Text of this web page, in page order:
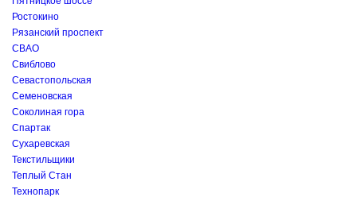
Ростокино
Рязанский проспект
СВАО
Свиблово
Севастопольская
Семеновская
Соколиная гора
Спартак
Сухаревская
Текстильщики
Теплый Стан
Технопарк